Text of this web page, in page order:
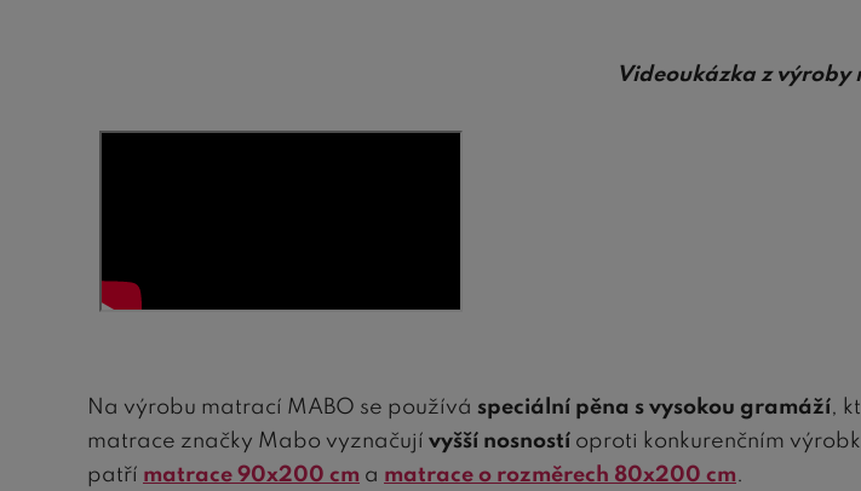
Videoukázka z výroby
Na výrobu matrací MABO se používá speciální pěna s vysokou gramáží,
matrace značky Mabo vyznačují vyšší nosností oproti konkurenčním
patří matrace 90x200 cm a matrace o rozměrech 80x200 cm.